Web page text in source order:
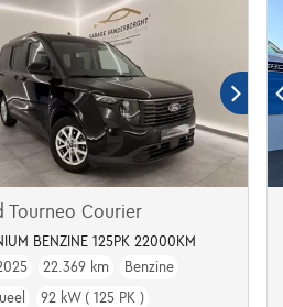
Tourneo Courier
BENZINE 125PK 22000KM
22.369 km
Benzine
92 kW ( 125 PK )